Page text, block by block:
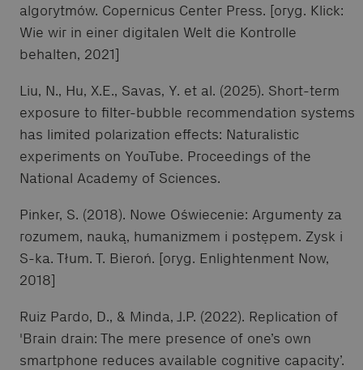
algorytmów. Copernicus Center Press. [oryg. Klick:
Wie wir in einer digitalen Welt die Kontrolle
behalten, 2021]
Liu, N., Hu, X.E., Savas, Y. et al. (2025). Short-term
exposure to filter-bubble recommendation systems
has limited polarization effects: Naturalistic
experiments on YouTube. Proceedings of the
National Academy of Sciences.
Pinker, S. (2018). Nowe Oświecenie: Argumenty za
rozumem, nauką, humanizmem i postępem. Zysk i
S-ka. Tłum. T. Bieroń. [oryg. Enlightenment Now,
2018]
Ruiz Pardo, D., & Minda, J.P. (2022). Replication of
'Brain drain: The mere presence of one’s own
smartphone reduces available cognitive capacity’.